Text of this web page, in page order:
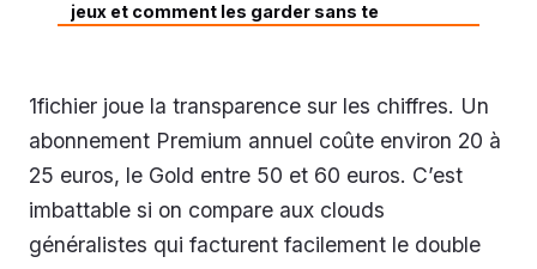
jeux et comment les garder sans te
1fichier joue la transparence sur les chiffres. Un
abonnement Premium annuel coûte environ 20 à
25 euros, le Gold entre 50 et 60 euros. C’est
imbattable si on compare aux clouds
généralistes qui facturent facilement le double